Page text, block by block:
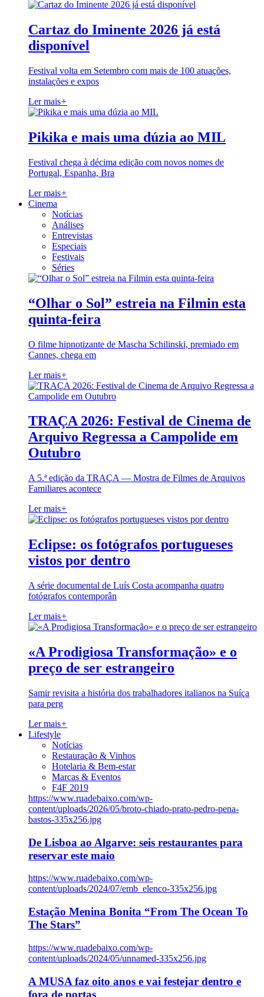
Cartaz do Iminente 2026 já está
disponível
Festival volta em Setembro com mais de 100 atuações,
instalações e expos
Ler mais+
Pikika e mais uma dúzia ao MIL
Festival chega à décima edição com novos nomes de
Portugal, Espanha, Bra
Ler mais+
Cinema
Notícias
Análises
Entrevistas
Especiais
Festivais
Séries
“Olhar o Sol” estreia na Filmin esta
quinta-feira
O filme hipnotizante de Mascha Schilinski, premiado em
Cannes, chega em
Ler mais+
TRAÇA 2026: Festival de Cinema de
Arquivo Regressa a Campolide em
Outubro
A 5.ª edição da TRAÇA — Mostra de Filmes de Arquivos
Familiares acontece
Ler mais+
Eclipse: os fotógrafos portugueses
vistos por dentro
A série documental de Luís Costa acompanha quatro
fotógrafos contemporân
Ler mais+
«A Prodigiosa Transformação» e o
preço de ser estrangeiro
Samir revisita a história dos trabalhadores italianos na Suíça
para perg
Ler mais+
Lifestyle
Notícias
Restauração & Vinhos
Hotelaria & Bem-estar
Marcas & Eventos
F4F 2019
https://www.ruadebaixo.com/wp-
content/uploads/2026/05/broto-chiado-prato-pedro-pena-
bastos-335x256.jpg
De Lisboa ao Algarve: seis restaurantes para
reservar este maio
https://www.ruadebaixo.com/wp-
content/uploads/2024/07/emb_elenco-335x256.jpg
Estação Menina Bonita “From The Ocean To
The Stars”
https://www.ruadebaixo.com/wp-
content/uploads/2024/05/unnamed-335x256.jpg
A MUSA faz oito anos e vai festejar dentro e
fora de portas